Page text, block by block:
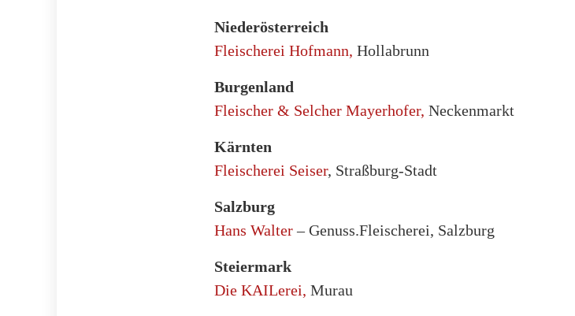
Niederösterreich
Fleischerei Hofmann, Hollabrunn
Burgenland
Fleischer & Selcher Mayerhofer, Neckenmarkt
Kärnten
Fleischerei Seiser, Straßburg-Stadt
Salzburg
Hans Walter– Genuss.Fleischerei, Salzburg
Steiermark
Die KAILerei, Murau